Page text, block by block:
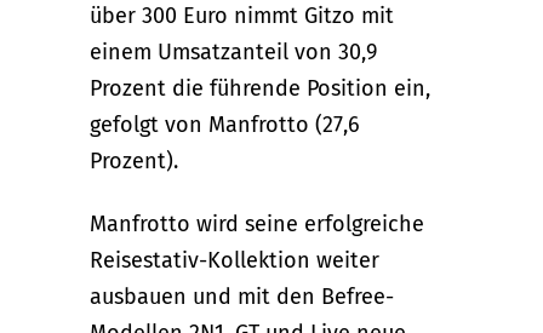
über 300 Euro nimmt Gitzo mit
einem Umsatzanteil von 30,9
Prozent die führende Position ein,
gefolgt von Manfrotto (27,6
Prozent).
Manfrotto wird seine erfolgreiche
Reisestativ-Kollektion weiter
ausbauen und mit den Befree-